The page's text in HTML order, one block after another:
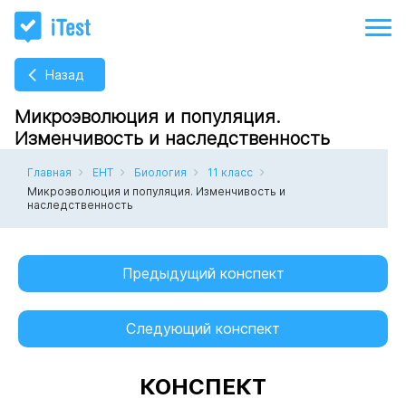
Назад
Микроэволюция и популяция.
Изменчивость и наследственность
Главная ЕНТ Биология
11 класс
Микроэволюция и популяция. Изменчивость и
наследственность
Предыдущий конспект
Следующий конспект
КОНСПЕКТ